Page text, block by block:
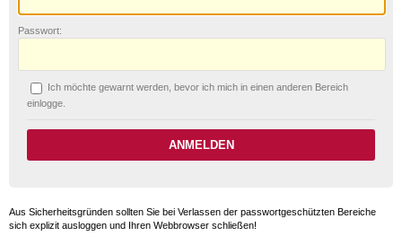
Passwort:
Ich möchte gewarnt werden, bevor ich mich in einen anderen Bereich
einlogge.
Aus Sicherheitsgründen sollten Sie bei Verlassen der passwortgeschützten Bereiche
sich explizit ausloggen und Ihren Webbrowser schließen!